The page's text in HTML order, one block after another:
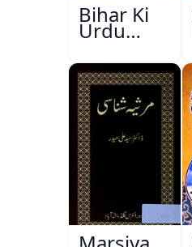
Bihar Ki
Urdu
Kitabon
Ka
Ishariya